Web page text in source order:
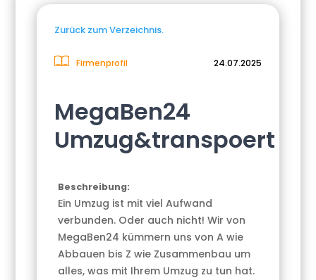
Zurück zum Verzeichnis.
Firmenprofil 24.07.2025
MegaBen24
Umzug&transpoert
Beschreibung:
Ein Umzug ist mit viel Aufwand
verbunden. Oder auch nicht! Wir von
MegaBen24 kümmern uns von A wie
Abbauen bis Z wie Zusammenbau um
alles, was mit Ihrem Umzug zu tun hat.